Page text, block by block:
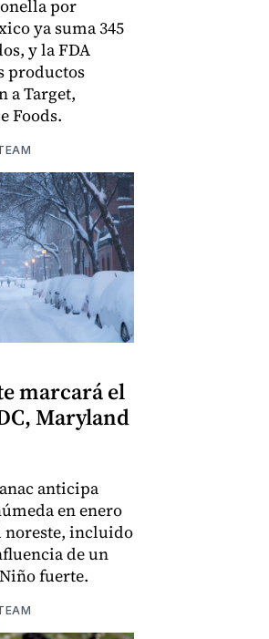
por
ya suma 345
y la FDA
productos
a Target,
Foods.
marcará el
Maryland
anticipa
en enero
noreste, incluido
de un
fuerte.